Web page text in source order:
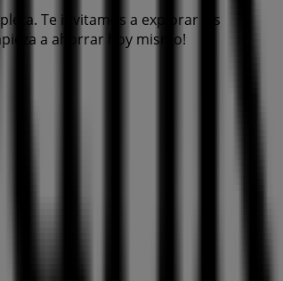
Te invitamos a explorar las
a ahorrar hoy mismo!